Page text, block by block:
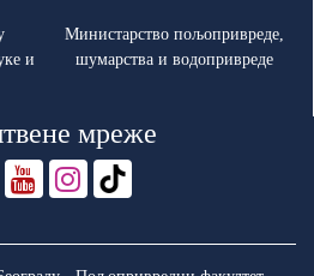
и
Министарство пољопривреде,
шумарства и водопривреде
мреже